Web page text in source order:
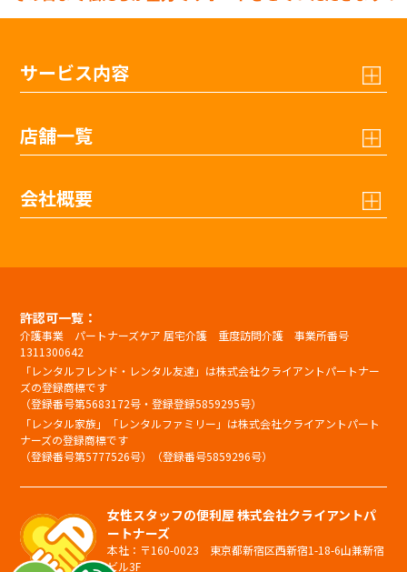
サービス内容
店舗一覧
会社概要
許認可一覧：
介護事業 パートナーズケア 居宅介護 重度訪問介護 事業所番号
1311300642
「レンタルフレンド・レンタル友達」は株式会社クライアントパートナー
ズの登録商標です
（登録番号第5683172号・登録登録5859295号）
「レンタル家族」「レンタルファミリー」は株式会社クライアントパート
ナーズの登録商標です
（登録番号第5777526号）（登録番号5859296号）
女性スタッフの便利屋 株式会社クライアントパ
ートナーズ
本社：〒160-0023 東京都新宿区西新宿1-18-6山兼新宿
ビル3F